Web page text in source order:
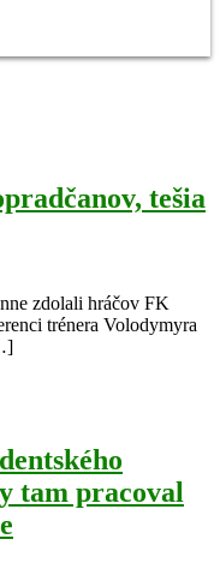
tešia
zdolali hráčov FK
trénera Volodymyra
tam pracoval